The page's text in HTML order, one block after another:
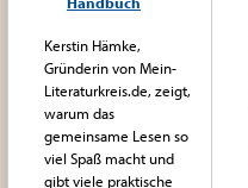
Kerstin Hämke,
Gründerin von Mein-
Literaturkreis.de, zeigt,
warum das
gemeinsame Lesen so
viel Spaß macht und
gibt viele praktische